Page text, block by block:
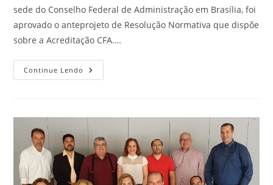
sede do Conselho Federal de Administração em Brasília, foi
aprovado o anteprojeto de Resolução Normativa que dispõe
sobre a Acreditação CFA.…
Continue Lendo Acreditação
CFA
Administração
No
País